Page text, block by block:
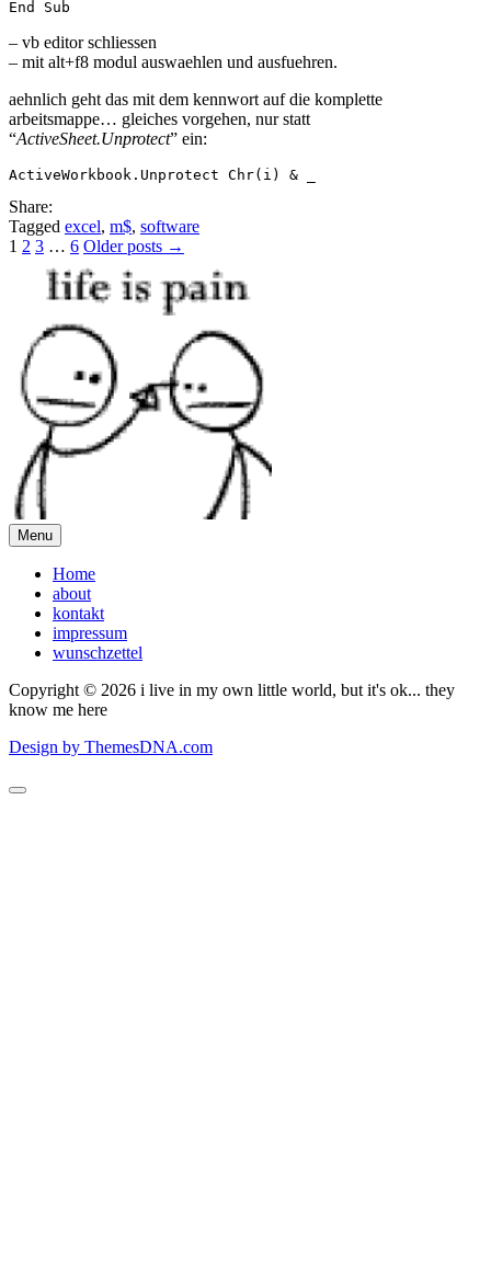
– vb editor schliessen
– mit alt+f8 modul auswaehlen und ausfuehren.
aehnlich geht das mit dem kennwort auf die komplette
arbeitsmappe… gleiches vorgehen, nur statt
“ActiveSheet.Unprotect” ein:
Share:
Tagged excel, m$, software
Posts
pagination
1 2 3 … 6 Older posts →
Menu
Home
about
kontakt
impressum
wunschzettel
Copyright © 2026 i live in my own little world, but it's ok... they
know me here
Design by ThemesDNA.com
Scroll